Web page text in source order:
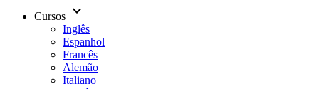
Cursos keyboard_arrow_down
Inglês
Espanhol
Francês
Alemão
Italiano